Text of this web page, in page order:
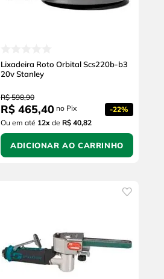
Lixadeira Roto Orbital Scs220b-b3
20v Stanley
R$ 598,90
R$ 465,40 no Pix -22%
Ou em até 12x de R$ 40,82
ADICIONAR AO CARRINHO